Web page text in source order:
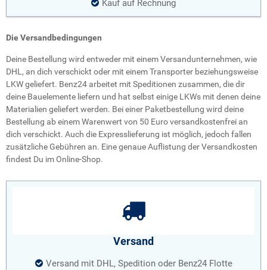
Kauf auf Rechnung
Die Versandbedingungen
Deine Bestellung wird entweder mit einem Versandunternehmen, wie
DHL, an dich verschickt oder mit einem Transporter beziehungsweise
LKW geliefert. Benz24 arbeitet mit Speditionen zusammen, die dir
deine Bauelemente liefern und hat selbst einige LKWs mit denen deine
Materialien geliefert werden. Bei einer Paketbestellung wird deine
Bestellung ab einem Warenwert von 50 Euro versandkostenfrei an
dich verschickt. Auch die Expresslieferung ist möglich, jedoch fallen
zusätzliche Gebühren an. Eine genaue Auflistung der Versandkosten
findest Du im Online-Shop.
Versand
Versand mit DHL, Spedition oder Benz24 Flotte